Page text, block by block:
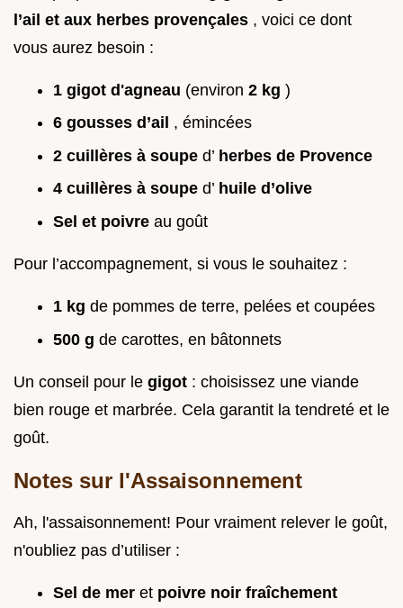
l’ail et aux herbes provençales , voici ce dont
vous aurez besoin :
1 gigot d'agneau (environ 2 kg )
6 gousses d’ail , émincées
2 cuillères à soupe d’ herbes de Provence
4 cuillères à soupe d’ huile d’olive
Sel et poivre au goût
Pour l’accompagnement, si vous le souhaitez :
1 kg de pommes de terre, pelées et coupées
500 g de carottes, en bâtonnets
Un conseil pour le gigot : choisissez une viande
bien rouge et marbrée. Cela garantit la tendreté et le
goût.
Notes sur l'Assaisonnement
Ah, l'assaisonnement! Pour vraiment relever le goût,
n'oubliez pas d’utiliser :
Sel de mer et poivre noir fraîchement